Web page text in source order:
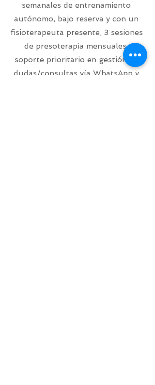
semanales de entrenamiento
autónomo, bajo reserva y con un
fisioterapeuta presente, 3 sesiones
de presoterapia mensuales,
soporte prioritario en gestión de
dudas/consultas vía WhatsApp y